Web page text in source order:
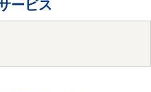
ービス